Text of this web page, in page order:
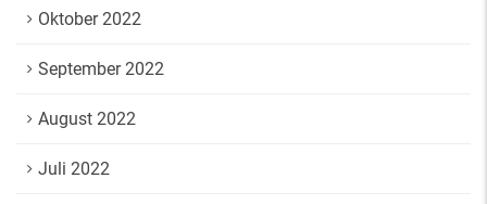
Oktober 2022
September 2022
August 2022
Juli 2022